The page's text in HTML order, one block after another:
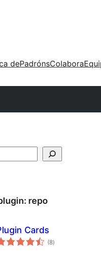
dePadrónsColabora
repo
Cards
(8valoracións
totais
)